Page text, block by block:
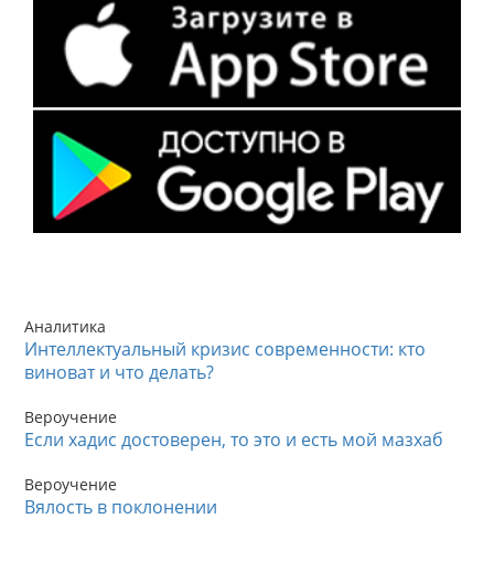
Аналитика
Интеллектуальный кризис современности: кто
виноват и что делать?
Вероучение
Если хадис достоверен, то это и есть мой мазхаб
Вероучение
Вялость в поклонении